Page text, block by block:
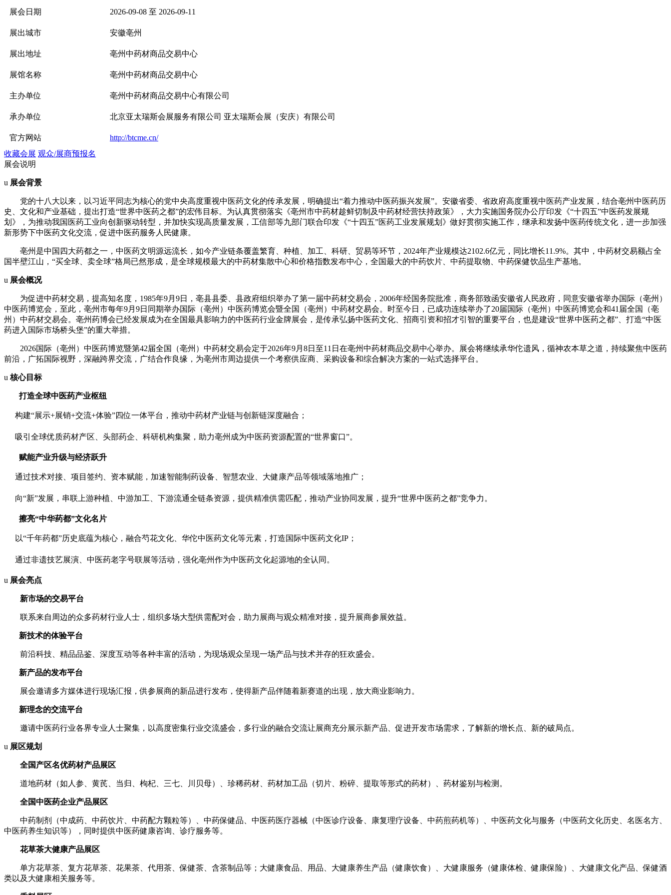
展会日期 2026-09-08 至 2026-09-11
展出城市 安徽亳州
展出地址 亳州中药材商品交易中心
展馆名称 亳州中药材商品交易中心
主办单位 亳州中药材商品交易中心有限公司
承办单位 北京亚太瑞斯会展服务有限公司 亚太瑞斯会展（安庆）有限公司
官方网站
http://btcme.cn/
收藏会展 观众/展商预报名
展会说明
u 展会背景
党的十八大以来，以习近平同志为核心的党中央高度重视中医药文化的传承发展，明确提出“着力推动中医药振兴发展”。安徽省委、省政府高度重视中医药产业发展，结合亳州中医药历
史、文化和产业基础，提出打造“世界中医药之都”的宏伟目标。为认真贯彻落实《亳州市中药材趁鲜切制及中药材经营扶持政策》，大力实施国务院办公厅印发《“十四五”中医药发展规
划》，为推动我国医药工业向创新驱动转型，并加快实现高质量发展，工信部等九部门联合印发《“十四五”医药工业发展规划》做好贯彻实施工作，继承和发扬中医药传统文化，进一步加强
新形势下中医药文化交流，促进中医药服务人民健康。
亳州是中国四大药都之一，中医药文明源远流长，如今产业链条覆盖繁育、种植、加工、科研、贸易等环节， 2024年产业规模达2102.6亿元，同比增长11.9%。其中，中药材交易额占全
国半壁江山，“买全球、卖全球”格局已然形成，是全球规模最大的中药材集散中心和价格指数发布中心，全国最大的中药饮片、中药提取物、中药保健饮品生产基地。
u 展会概况
为促进中药材交易，提高知名度， 1985年9月 9日，亳县县委、县政府组织举办了第一届中药材交易会， 2006年经国务院批准，商务部致函安徽省人民政府，同意安徽省举办国际（亳州）
中医药博览会，至此，亳州市每年9月 9日同期举办国际（亳州）中医药博览会暨全国（亳州）中药材交易会。时至今日，已成功连续举办了20届国际（亳州）中医药博览会和41 届全国（亳
州）中药材交易会。亳州药博会已经发展成为在全国最具影响力的中医药行业金牌展会，是传承弘扬中医药文化、招商引资和招才引智的重要平台，也是建设“世界中医药之都”、打造“中医
药进入国际市场桥头堡”的重大举措。
2026国际（亳州）中医药博览暨第42届全国（亳州）中药材交易会定于2026年9月 8日至11 日在亳州中药材商品交易中心举办。展会将继续承华佗遗风，循神农本草之道，持续聚焦中医药
前沿，广拓国际视野，深融跨界交流，广结合作良缘，为亳州市周边提供一个考察供应商、采购设备和综合解决方案的一站式选择平台。
u 核心目标
打造全球中医药产业枢纽
 构建“展示+展销+交流+体验”四位一体平台，推动中药材产业链与创新链深度融合；
 吸引全球优质药材产区、头部药企、科研机构集聚，助力亳州成为中医药资源配置的“世界窗口”。
赋能产业升级与经济跃升
 通过技术对接、项目签约、资本赋能，加速智能制药设备、智慧农业、大健康产品等领域落地推广；
 向“新”发展，串联上游种植、中游加工、下游流通全链条资源，提供精准供需匹配，推动产业协同发展，提升“世界中医药之都”竞争力。
擦亮“中华药都”文化名片
 以“千年药都”历史底蕴为核心，融合芍花文化、华佗中医药文化等元素，打造国际中医药文化IP ；
 通过非遗技艺展演、中医药老字号联展等活动，强化亳州作为中医药文化起源地的全认同。
u 展会亮点
新市场的交易平台
联系来自周边的众多药材行业人士，组织多场大型供需配对会，助力展商与观众精准对接，提升展商参展效益。
新技术的体验平台
前沿科技、精品品鉴、深度互动等各种丰富的活动，为现场观众呈现一场产品与技术并存的狂欢盛会。
新产品的发布平台
展会邀请多方媒体进行现场汇报，供参展商的新品进行发布，使得新产品伴随着新赛道的出现，放大商业影响力。
新理念的交流平台
邀请中医药行业各界专业人士聚集，以高度密集行业交流盛会，多行业的融合交流让展商充分展示新产品、促进开发市场需求，了解新的增长点、新的破局点。
u 展区规划
全国产区名优药材产品展区
道地药材（如人参、黄芪、当归、枸杞、三七、川贝母）、珍稀药材、药材加工品（切片、粉碎、提取等形式的药材）、药材鉴别与检测。
全国中医药企业产品展区
中药制剂（中成药、中药饮片、中药配方颗粒等）、中药保健品、中医药医疗器械（中医诊疗设备、康复理疗设备、中药煎药机等）、中医药文化与服务（中医药文化历史、名医名方、
中医药养生知识等），同时提供中医药健康咨询、诊疗服务等。
花草茶大健康产品展区
单方花草茶、复方花草茶、花果茶、代用茶、保健茶、含茶制品等；大健康食品、用品、大健康养生产品（健康饮食）、大健康服务（健康体检、健康保险）、大健康文化产品、保健酒
类以及大健康相关服务等。